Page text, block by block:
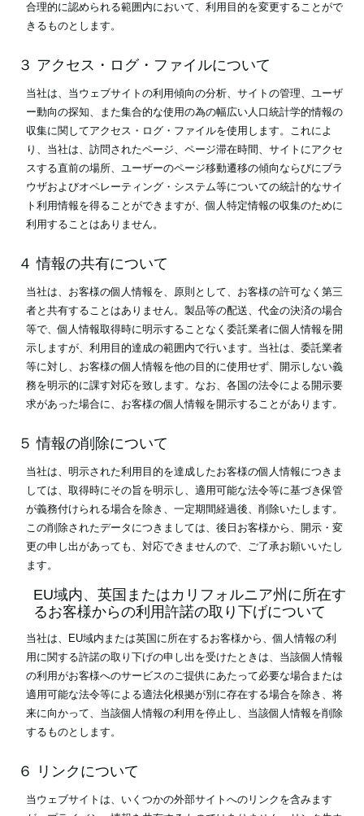
合理的に認められる範囲内において、利用目的を変更することがで
きるものとします。
３ アクセス・ログ・ファイルについて
当社は、当ウェブサイトの利用傾向の分析、サイトの管理、ユーザ
ー動向の探知、また集合的な使用の為の幅広い人口統計学的情報の
収集に関してアクセス・ログ・ファイルを使用します。これによ
り、当社は、訪問されたページ、ページ滞在時間、サイトにアクセ
スする直前の場所、ユーザーのページ移動遷移の傾向ならびにブラ
ウザおよびオペレーティング・システム等についての統計的なサイ
ト利用情報を得ることができますが、個人特定情報の収集のために
利用することはありません。
４ 情報の共有について
当社は、お客様の個人情報を、原則として、お客様の許可なく第三
者と共有することはありません。製品等の配送、代金の決済の場合
等で、個人情報取得時に明示することなく委託業者に個人情報を開
示しますが、利用目的達成の範囲内で行います。当社は、委託業者
等に対し、お客様の個人情報を他の目的に使用せず、開示しない義
務を明示的に課す対応を致します。なお、各国の法令による開示要
求があった場合に、お客様の個人情報を開示することがあります。
５ 情報の削除について
当社は、明示された利用目的を達成したお客様の個人情報につきま
しては、取得時にその旨を明示し、適用可能な法令等に基づき保管
が義務付けられる場合を除き、一定期間経過後、削除いたします。
この削除されたデータにつきましては、後日お客様から、開示・変
更の申し出があっても、対応できませんので、ご了承お願いいたし
ます。
EU域内、英国またはカリフォルニア州に所在す
るお客様からの利用許諾の取り下げについて
当社は、EU域内または英国に所在するお客様から、個人情報の利
用に関する許諾の取り下げの申し出を受けたときは、当該個人情報
の利用がお客様へのサービスのご提供にあたって必要な場合または
適用可能な法令等による適法化根拠が別に存在する場合を除き、将
来に向かって、当該個人情報の利用を停止し、当該個人情報を削除
するものとします。
６ リンクについて
当ウェブサイトは、いくつかの外部サイトへのリンクを含みます